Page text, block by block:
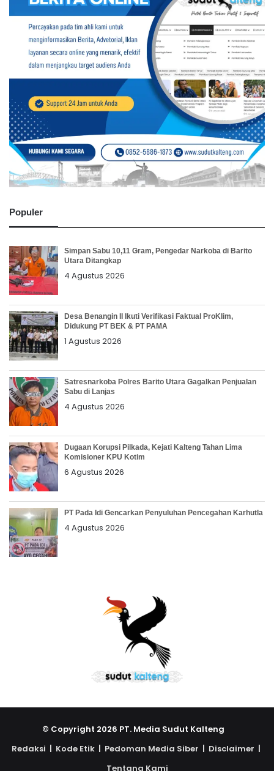
Populer
Simpan Sabu 10,11 Gram, Pengedar Narkoba di Barito
Utara Ditangkap
4 Agustus 2026
Desa Benangin II Ikuti Verifikasi Faktual ProKlim,
Didukung PT BEK & PT PAMA
1 Agustus 2026
Satresnarkoba Polres Barito Utara Gagalkan Penjualan
Sabu di Lanjas
4 Agustus 2026
Dugaan Korupsi Pilkada, Kejati Kalteng Tahan Lima
Komisioner KPU Kotim
6 Agustus 2026
PT Pada Idi Gencarkan Penyuluhan Pencegahan Karhutla
4 Agustus 2026
© Copyright 2026 PT. Media Sudut Kalteng
Redaksi | Kode Etik | Pedoman Media Siber | Disclaimer |
Tentang Kami